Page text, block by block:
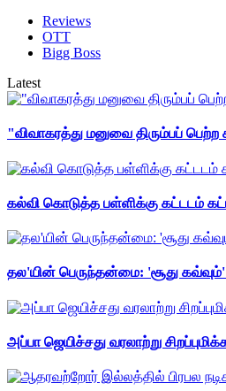
Reviews
OTT
Bigg Boss
Latest
"விவாகரத்து மனுவை திரும்பப்
கல்வி கொடுத்த பள்ளிக்கு கட்டடம்
தல'யின் பெருந்தன்மை: 'சூது
அப்பா ஜெயிச்சது வரலாற்று